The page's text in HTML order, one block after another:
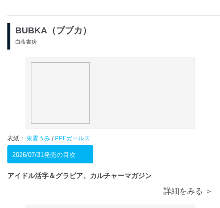
BUBKA（ブブカ）
白夜書房
表紙： 東雲うみ / PPEガールズ
2026/07/31発売の目次
アイドル活字＆グラビア、カルチャーマガジン
詳細をみる ＞